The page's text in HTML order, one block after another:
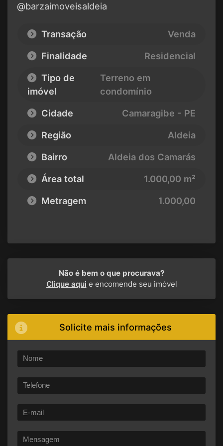
@barzaimoveisaldeia
Transação
Venda
Finalidade
Residencial
Tipo de
imóvel
Terreno em
condomínio
Cidade
Camaragibe - PE
Região
Aldeia
Bairro
Aldeia dos Camarás
Área total
1.000,00 m²
Metragem
1.000,00
Não é bem o que procurava?
Clique aqui e encomende seu imóvel
Solicite mais informações